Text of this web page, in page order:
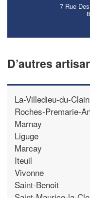
7 Rue
D’autres
La-Villedieu-du-Clain
Roches-Premarie-
Marnay
Liguge
Marcay
Iteuil
Vivonne
Saint-Benoit